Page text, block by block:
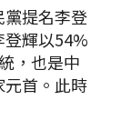
黨提名李登
輝以54%
，也是中
首。此時